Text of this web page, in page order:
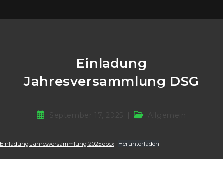
Einladung
Jahresversammlung DSG
BeitragSeptember 17, 2025
Beitrags-Allgemein
Einladung Jahresversammlung 2025.docx Herunterladen